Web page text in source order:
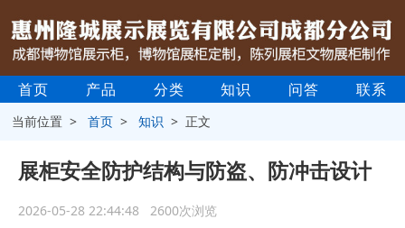
首页 产品 分类 知识 问答 联系
当前位置 >首页 >知识 > 正文
展柜安全防护结构与防盗、防冲击设计
2026-05-28 22:44:48 2600次浏览